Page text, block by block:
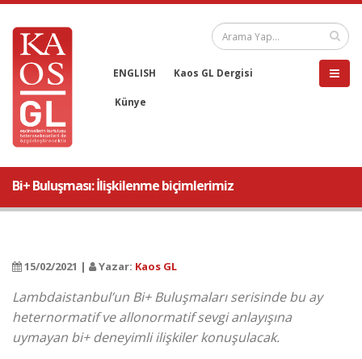
ENGLISH Kaos GL Dergisi
Künye
Bi+ Buluşması: İlişkilenme biçimlerimiz
15/02/2021 | Yazar: Kaos GL
Lambdaistanbul’un Bi+ Buluşmaları serisinde bu ay
heternormatif ve allonormatif sevgi anlayışına
uymayan bi+ deneyimli ilişkiler konuşulacak.